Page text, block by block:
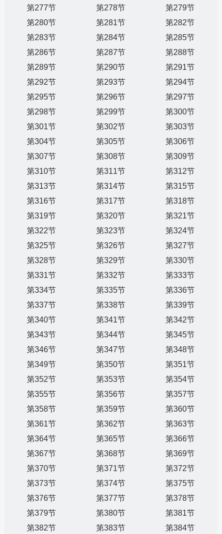
第277节
第278节
第279节
第280节
第281节
第282节
第283节
第284节
第285节
第286节
第287节
第288节
第289节
第290节
第291节
第292节
第293节
第294节
第295节
第296节
第297节
第298节
第299节
第300节
第301节
第302节
第303节
第304节
第305节
第306节
第307节
第308节
第309节
第310节
第311节
第312节
第313节
第314节
第315节
第316节
第317节
第318节
第319节
第320节
第321节
第322节
第323节
第324节
第325节
第326节
第327节
第328节
第329节
第330节
第331节
第332节
第333节
第334节
第335节
第336节
第337节
第338节
第339节
第340节
第341节
第342节
第343节
第344节
第345节
第346节
第347节
第348节
第349节
第350节
第351节
第352节
第353节
第354节
第355节
第356节
第357节
第358节
第359节
第360节
第361节
第362节
第363节
第364节
第365节
第366节
第367节
第368节
第369节
第370节
第371节
第372节
第373节
第374节
第375节
第376节
第377节
第378节
第379节
第380节
第381节
第382节
第383节 第384节